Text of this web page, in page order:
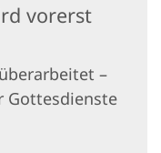
vorerst
–
Gottesdienste